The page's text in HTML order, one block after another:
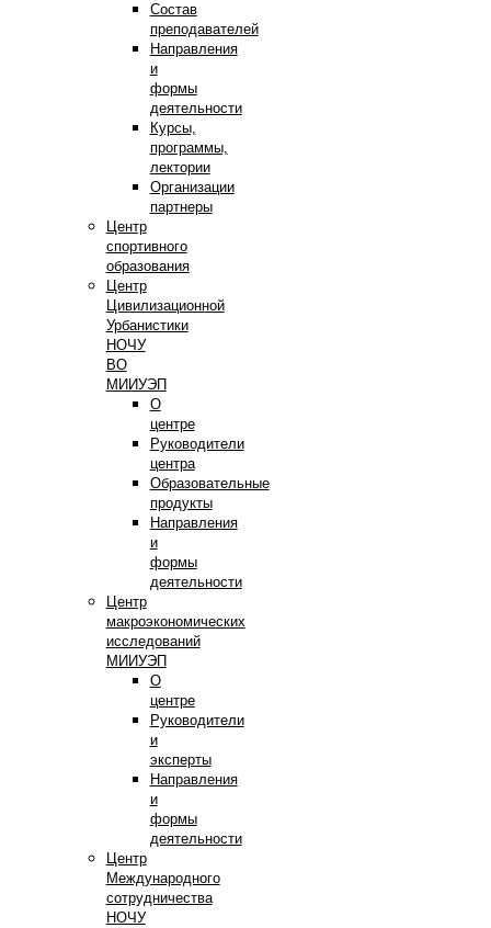
Состав
преподавателей
Направления
и
формы
деятельности
Курсы,
программы,
лектории
Организации
партнеры
Центр
спортивного
образования
Центр
Цивилизационной
Урбанистики
НОЧУ
ВО
МИИУЭП
О
центре
Руководители
центра
Образовательные
продукты
Направления
и
формы
деятельности
Центр
макроэкономических
исследований
МИИУЭП
О
центре
Руководители
и
эксперты
Направления
и
формы
деятельности
Центр
Международного
сотрудничества
НОЧУ